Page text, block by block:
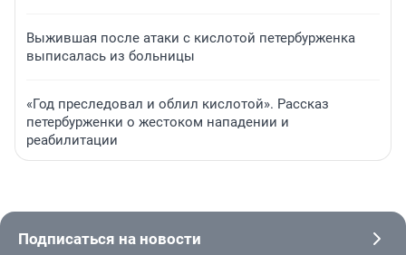
Выжившая после атаки с кислотой петербурженка
выписалась из больницы
«Год преследовал и облил кислотой». Рассказ
петербурженки о жестоком нападении и
реабилитации
Подписаться на новости